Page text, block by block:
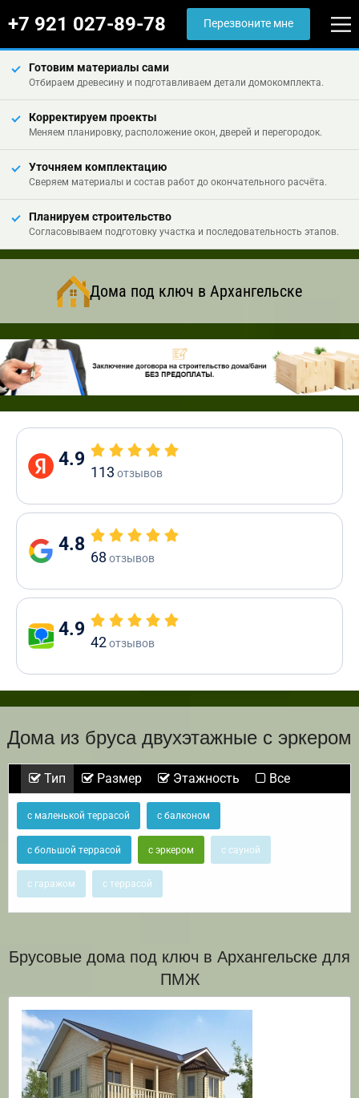
+7 921 027-89-78 Перезвоните мне
Готовим материалы сами
Отбираем древесину и подготавливаем детали домокомплекта.
Корректируем проекты
Меняем планировку, расположение окон, дверей и перегородок.
Уточняем комплектацию
Сверяем материалы и состав работ до окончательного расчёта.
Планируем строительство
Согласовываем подготовку участка и последовательность этапов.
Дома под ключ в Архангельске
4.9
113 отзывов
4.8
68 отзывов
4.9
42отзывов
Дома из бруса двухэтажные с эркером
Тип Размер Этажность Все
с маленькой террасой с балконом
с большой террасой с эркером с сауной
с гаражом с террасой
Брусовые дома под ключ в Архангельске для
ПМЖ